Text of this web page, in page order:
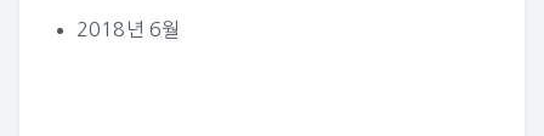
2018년 6월